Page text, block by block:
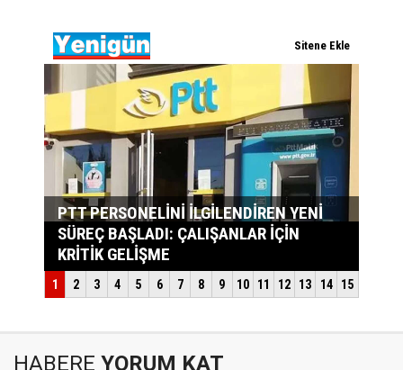
HABERE YORUM KAT